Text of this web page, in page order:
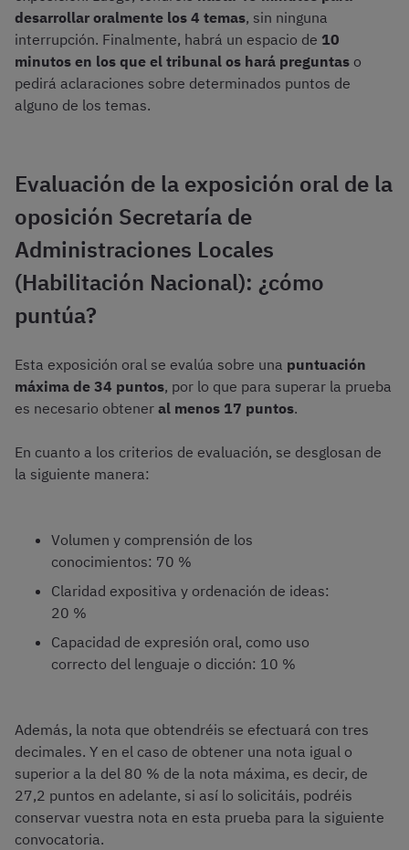
desarrollar oralmente los 4 temas, sin ninguna
interrupción. Finalmente, habrá un espacio de 10
minutos en los que el tribunal os hará preguntas o
pedirá aclaraciones sobre determinados puntos de
alguno de los temas.
Evaluación de la exposición oral de la
oposición Secretaría de
Administraciones Locales
(Habilitación Nacional): ¿cómo
puntúa?
Esta exposición oral se evalúa sobre una puntuación
máxima de 34 puntos, por lo que para superar la prueba
es necesario obtener al menos 17 puntos.
En cuanto a los criterios de evaluación, se desglosan de
la siguiente manera:
Volumen y comprensión de los
conocimientos: 70 %
Claridad expositiva y ordenación de ideas:
20 %
Capacidad de expresión oral, como uso
correcto del lenguaje o dicción: 10 %
Además, la nota que obtendréis se efectuará con tres
decimales. Y en el caso de obtener una nota igual o
superior a la del 80 % de la nota máxima, es decir, de
27,2 puntos en adelante, si así lo solicitáis, podréis
conservar vuestra nota en esta prueba para la siguiente
convocatoria.